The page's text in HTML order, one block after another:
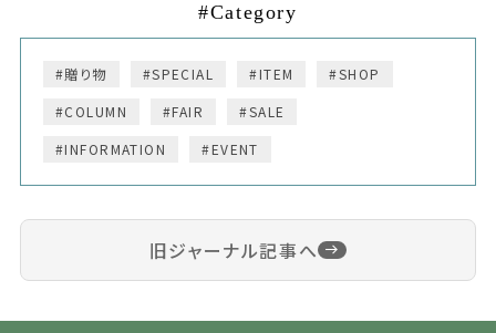
#Category
#贈り物 #SPECIAL #ITEM
#SHOP
#COLUMN
#FAIR
#SALE
#INFORMATION
#EVENT
旧ジャーナル記事へ